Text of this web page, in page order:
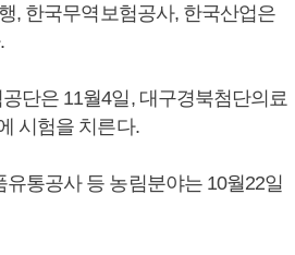
, 한국무역보험공사, 한국산업은
단은 11월4일, 대구경북첨단의료
시험을 치른다.
통공사 등 농림분야는 10월22일